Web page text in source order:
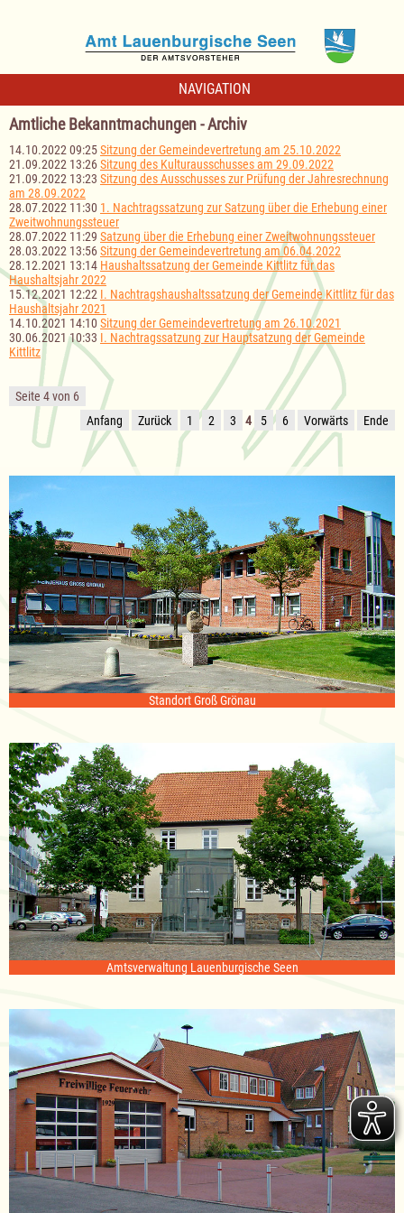
NAVIGATION
Amtliche Bekanntmachungen - Archiv
14.10.2022 09:25Sitzung der Gemeindevertretung am 25.10.2022
21.09.2022 13:26Sitzung des Kulturausschusses am 29.09.2022
21.09.2022 13:23 Sitzung des Ausschusses zur Prüfung der Jahresrechnung
am 28.09.2022
28.07.2022 11:30 1. Nachtragssatzung zur Satzung über die Erhebung einer
Zweitwohnungssteuer
28.07.2022 11:29 Satzung über die Erhebung einer Zweitwohnungssteuer
28.03.2022 13:56Sitzung der Gemeindevertretung am 06.04.2022
28.12.2021 13:14 Haushaltssatzung der Gemeinde Kittlitz für das
Haushaltsjahr 2022
15.12.2021 12:22 I. Nachtragshaushaltssatzung der Gemeinde Kittlitz für das
Haushaltsjahr 2021
14.10.2021 14:10 Sitzung der Gemeindevertretung am 26.10.2021
30.06.2021 10:33 I. Nachtragssatzung zur Hauptsatzung der Gemeinde
Kittlitz
Seite 4 von 6
Anfang
Zurück 1 2 3 4 5 6 Vorwärts Ende
Standort Groß Grönau
Amtsverwaltung Lauenburgische Seen